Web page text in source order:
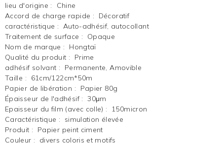
lieu d'origine :
Chine
Accord de charge rapide :
Décoratif
caractéristique : Auto-adhésif, autocollant
Traitement de surface :
Opaque
Nom de marque :
Hongtaï
Qualité du produit :
Prime
adhésif solvant :
Permanente, Amovible
Taille :
61cm/122cm*50m
Papier de libération :
Papier 80g
Épaisseur de l'adhésif : 30μm
Epaisseur du film (avec colle) :
150micron
Caractéristique :
simulation élevée
Produit :
Papier peint ciment
Couleur :
divers coloris et motifs